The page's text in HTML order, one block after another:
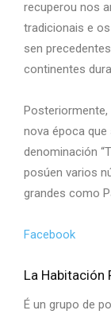
recuperou nos
tradicionais e
sen
continentes
nova época
denominación
posúen varios
grandes como
Facebook
La Habitación
É un grupo de